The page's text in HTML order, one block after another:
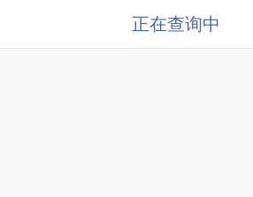
正在查询中